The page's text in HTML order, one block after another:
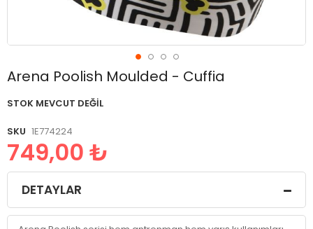
Arena Poolish Moulded - Cuffia
STOK MEVCUT DEĞIL
SKU 1E774224
749,00 ₺
Resim
başlangıcına
DETAYLAR